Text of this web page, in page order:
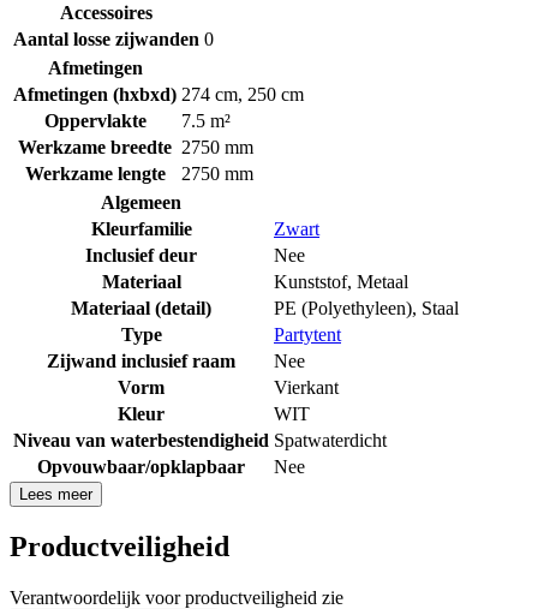
Accessoires
Aantal losse zijwanden 0
Afmetingen
Afmetingen (hxbxd) 274 cm, 250 cm
Oppervlakte
7.5 m²
Werkzame breedte 2750 mm
Werkzame lengte
2750 mm
Algemeen
Kleurfamilie
Zwart
Inclusief deur
Nee
Materiaal
Kunststof, Metaal
Materiaal (detail)
PE (Polyethyleen), Staal
Type
Partytent
Zijwand inclusief raam
Nee
Vorm
Vierkant
Kleur
WIT
Niveau van waterbestendigheid Spatwaterdicht
Opvouwbaar/opklapbaar
Nee
Lees meer
Productveiligheid
Verantwoordelijk voor productveiligheid zie